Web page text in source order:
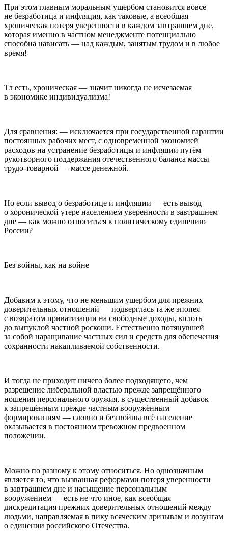
При этом главным моральным ущербом становится вовсе
не безработица и инфляция, как таковые, а всеобщая
хроническая потеря уверенности в каждом завтрашнем дне,
которая именно в частном менеджменте потенциально
способна нависать — над каждым, занятым трудом и в любое
время!
Тл есть, хроническая — значит никогда не исчезаемая
в экономике индивидуализма!
Для сравнения: — исключается при государственной гарантии
постоянных рабочих мест, с одновременной экономией
расходов на устранение безработицы и инфляции путём
рукотворного поддержания отечественного баланса массы
трудо-товарной — массе денежной.
Но если вывод о безработице и инфляции — есть вывод
о хоронической утере населением уверенности в завтрашнем
дне — как можно относиться к политическому единению
России?
Без войны, как на войне
Добавим к этому, что не меньшим ущербом для прежних
доверительных отношений — подверглась та же эпопея
с возвратом приватизации на свободные доходы, вплоть
до выпуклой частной роскоши. Естественно потянувшей
за собой наращивание частных сил и средств для обепечения
сохранности накапливаемой собственности.
И тогда не приходит ничего более подходящего, чем
разрешение либеральной властью прежде запрещённого
ношения персонального оружия, в существенный добавок
к запрещённым прежде частным вооружённым
формированиям — словно и без войны всё население
оказывается в постоянном тревожном предвоенном
положении.
Можно по разному к этому относиться. Но однозначным
является то, что вызванная реформами потеря уверенности
в завтрашнем дне и насыщение персональным
вооружением — есть не что иное, как всеобщая
дискредитация прежних доверительных отношений между
людьми, направляемая в пику всяческим лризывам и лозунгам
о единении российского Отечества.